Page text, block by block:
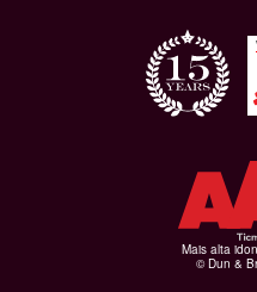
Mais alta
© Dun &